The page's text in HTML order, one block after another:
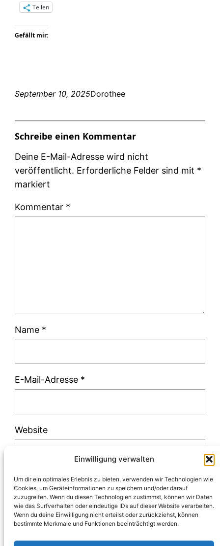
Einwilligung verwalten
Um dir ein optimales Erlebnis zu bieten, verwenden wir Technologien wie
Cookies, um Geräteinformationen zu speichern und/oder darauf
zuzugreifen. Wenn du diesen Technologien zustimmst, können wir Daten
wie das Surfverhalten oder eindeutige IDs auf dieser Website verarbeiten.
Wenn du deine Einwilligung nicht erteilst oder zurückziehst, können
bestimmte Merkmale und Funktionen beeinträchtigt werden.
Teilen
Gefällt mir:
September 10, 2025Dorothee
Schreibe einen Kommentar
Deine E-Mail-Adresse wird nicht
veröffentlicht. Erforderliche Felder sind mit *
markiert
Kommentar *
Name *
E-Mail-Adresse *
Website
Diese Website verwendet Akismet, um Spam
zu reduzieren.Erfahre, wie deine
Kommentardaten verarbeitet werden.